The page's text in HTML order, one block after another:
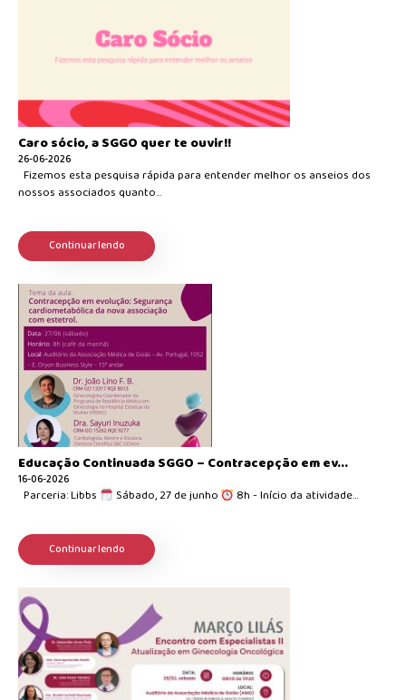
Caro sócio, a SGGO quer te ouvir!!
26-06-2026
Fizemos esta pesquisa rápida para entender melhor os anseios dos
nossos associados quanto...
Continuar lendo
Educação Continuada SGGO – Contracepção em ev...
16-06-2026
Parceria: Libbs Sábado, 27 de junho 8h - Início da atividade...
Continuar lendo